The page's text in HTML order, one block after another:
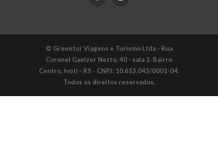
© Greentur Viagens e Turismo Ltda - Rua
Coronel Gaelzer Netto, 40 - sala 1. Bairro
Centro, Ivoti - RS - CNPJ: 10.613.043/0001-04.
Todos os direitos reservados.